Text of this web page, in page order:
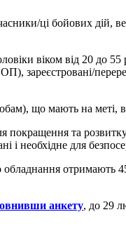
ці бойових дій,
віком від 20 до
зареєстровані/
що мають на меті, в
покращення та
необхідне для
отримають
анкету, до 29